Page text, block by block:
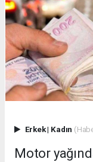
Erkek| Kadın
Motor